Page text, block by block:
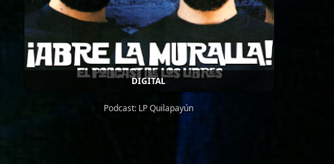
DIGITAL
Podcast: LP Quilapayún